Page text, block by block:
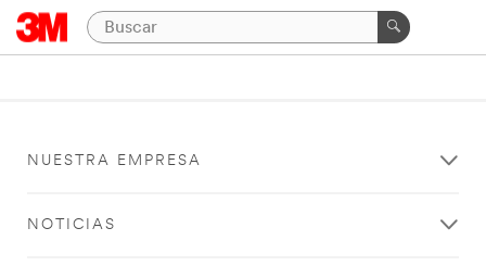
NUESTRA EMPRESA
NOTICIAS